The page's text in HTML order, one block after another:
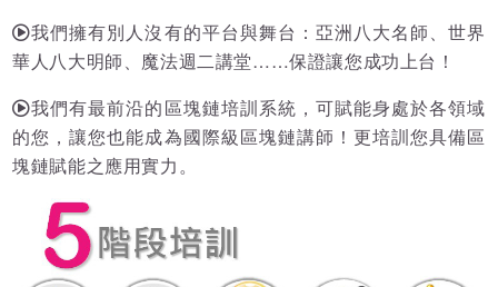
我們擁有別人沒有的平台與舞台：亞洲八大名師、世界
華人八大明師、魔法週二講堂……保證讓您成功上台！
我們有最前沿的區塊鏈培訓系統，可賦能身處於各領域
的您，讓您也能成為國際級區塊鏈講師！更培訓您具備區
塊鏈賦能之應用實力。